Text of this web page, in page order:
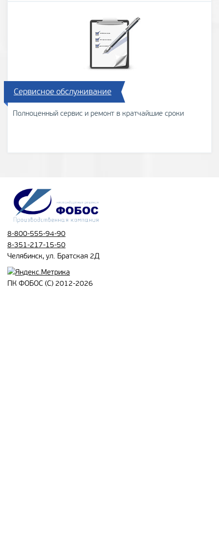
Сервисное обслуживание
Полноценный сервис и ремонт в кратчайшие сроки
8-800-555-94-90
8-351-217-15-50
Челябинск, ул. Братская 2Д
ПК ФОБОС (С) 2012-2026